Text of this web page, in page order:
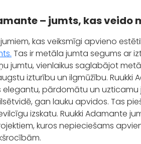
– jumts, kas veido
kas veiksmīgi apvieno
Tas ir metāla jumta segums ar
jumtu, vienlaikus saglabājot
izturību un ilgmūžību. Ruukki
elegantu, pārdomātu un uzticamu
gan lauku apvidos. Tas
izskatu. Ruukki Adamante
kuros nepieciešams